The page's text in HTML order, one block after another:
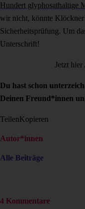
Hundert glyphosathaltige
wir nicht, könnte
Sicherheitsprüfung. Um
Unterschrift!
Jetzt
Du hast schon
Deinen Freund*innen
TeilenKopieren
Autor*innen
Alle Beiträge
4 Kommentare